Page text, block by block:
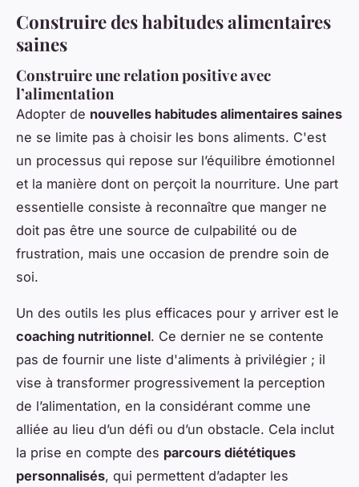
Construire des habitudes alimentaires
saines
Construire une relation positive avec
l’alimentation
Adopter de nouvelles habitudes alimentaires saines
ne se limite pas à choisir les bons aliments. C'est
un processus qui repose sur l’équilibre émotionnel
et la manière dont on perçoit la nourriture. Une part
essentielle consiste à reconnaître que manger ne
doit pas être une source de culpabilité ou de
frustration, mais une occasion de prendre soin de
soi.
Un des outils les plus efficaces pour y arriver est le
coaching nutritionnel. Ce dernier ne se contente
pas de fournir une liste d'aliments à privilégier ; il
vise à transformer progressivement la perception
de l’alimentation, en la considérant comme une
alliée au lieu d’un défi ou d’un obstacle. Cela inclut
la prise en compte des parcours diététiques
personnalisés, qui permettent d’adapter les